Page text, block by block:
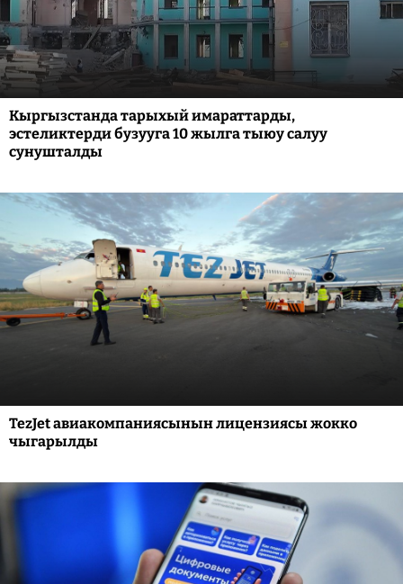
Кыргызстанда тарыхый имараттарды,
эстеликтерди бузууга 10 жылга тыюу салуу
сунушталды
TezJet авиакомпаниясынын лицензиясы жокко
чыгарылды